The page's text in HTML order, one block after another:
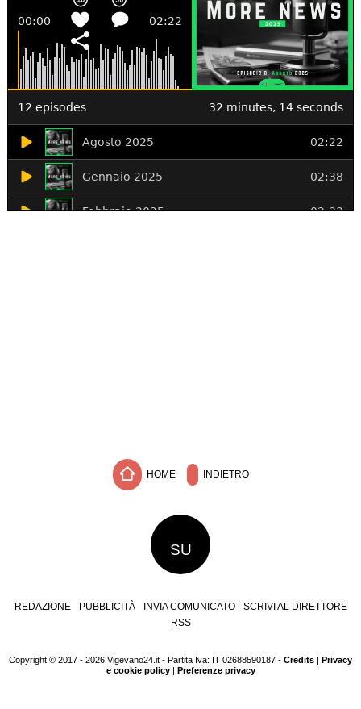
HOME INDIETRO
SU
REDAZIONE PUBBLICITÀ INVIA COMUNICATO
SCRIVI AL DIRETTORE
RSS
Copyright © 2017 - 2026 Vigevano24.it - Partita Iva: IT 02688590187 - Credits | Privacy
e cookie policy| Preferenze privacy